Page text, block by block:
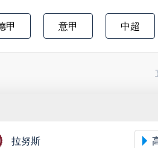
甲 意甲 中超
拉努斯